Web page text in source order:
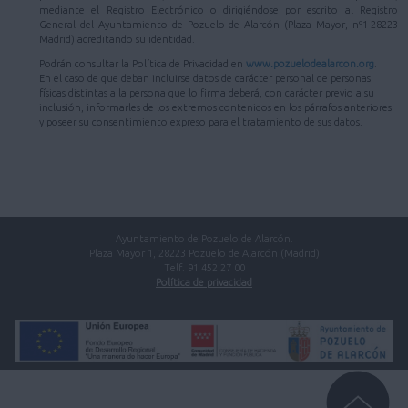
mediante el Registro Electrónico o dirigiéndose por escrito al Registro
General del Ayuntamiento de Pozuelo de Alarcón (Plaza Mayor, nº1-28223
Madrid) acreditando su identidad.
Podrán consultar la Política de Privacidad en www.pozuelodealarcon.org
En el caso de que deban incluirse datos de carácter personal de personas
físicas distintas a la persona que lo firma deberá, con carácter previo a su
inclusión, informarles de los extremos contenidos en los párrafos anteriores
y poseer su consentimiento expreso para el tratamiento de sus datos.
Ayuntamiento de Pozuelo de Alarcón.
Plaza Mayor 1, 28223 Pozuelo de Alarcón (Madrid)
Telf. 91 452 27 00
Política de privacidad